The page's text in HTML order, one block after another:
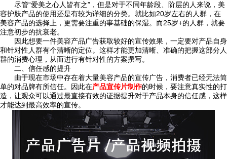
尽管“爱美之心人皆有之”，但是对于不同年龄段、阶层的人来说，美
容护肤产品的使用还是有较为详细的分类。就比如20岁左右的人群，在
美容产品的选择上，更需要注重的事基础的保湿。而25岁+的人群，就要
注意初步的抗衰老。
因此想要一件美容产品广告获取较好的宣传效果，一定要对产品自身
和针对性人群有个清晰的定位。这样才能更加清晰、准确的把握这部分人
群的消费心理，从而进行有针对性的方案撰写。
二、信任感的提升
由于现在市场中存在着大量美容产品的宣传广告，消费者已经无法简
单的对品牌有所信任。因此在产品宣传片制作的时候，要注意真实性的打
造，让观众可以通过最直接有效的证据提升对于产品本身的信任感，这样
才能达到最高效率的宣传。